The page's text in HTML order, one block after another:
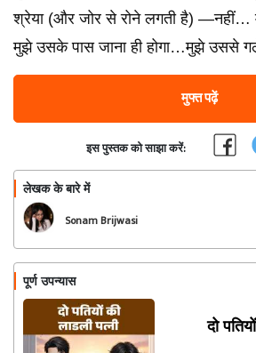
श्रेया (और जोर से रोने लगती है)
मुझे उसके पास जाना ही होगा…मुझे उससे
मुफ्त पढ़ें
इस पुस्तक को साझा करें:
लेखक के बारे में
Sonam Brijwasi
पूर्ण उपन्यास
दो